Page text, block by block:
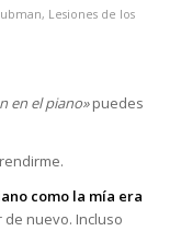
, Lesiones de los
en el piano»puedes
como la mía era
nuevo. Incluso